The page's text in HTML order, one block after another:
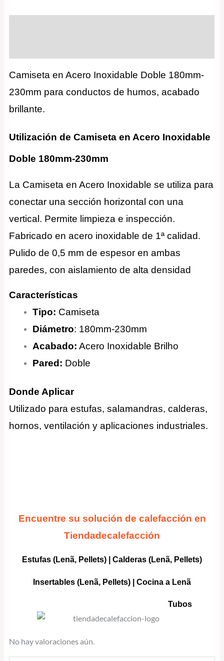
Doble
cantidad
Camiseta en Acero Inoxidable Doble 180mm-
230mm para conductos de humos, acabado
brillante.
Utilización de Camiseta en Acero Inoxidable
Doble 180mm-230mm
La Camiseta en Acero Inoxidable se utiliza para
conectar una sección horizontal con una
vertical. Permite limpieza e inspección.
Fabricado en acero inoxidable de 1ª calidad.
Pulido de 0,5 mm de espesor en ambas
paredes, con aislamiento de alta densidad
Características
Tipo: Camiseta
Diámetro: 180mm-230mm
Acabado: Acero Inoxidable Brilho
Pared: Doble
Donde Aplicar
Utilizado para estufas, salamandras, calderas,
hornos, ventilación y aplicaciones industriales.
Encuentre su solución de calefacción en
Tiendadecalefacción
Estufas (Lenã, Pellets) Calderas (Lenã, Pellets)
Insertables (Lenã, Pellets) | Cocina a Lenã
Tubos
No hay valoraciones aún.